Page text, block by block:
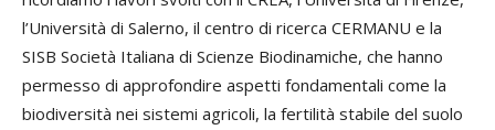
l’Università di Salerno, il centro di ricerca CERMANU e la
SISB Società Italiana di Scienze Biodinamiche, che hanno
permesso di approfondire aspetti fondamentali come la
biodiversità nei sistemi agricoli, la fertilità stabile del suolo